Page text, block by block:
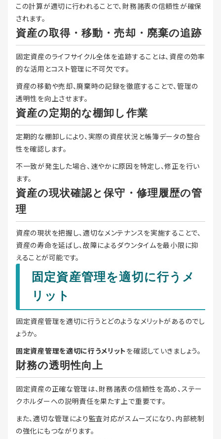
この計算が適切に行われることで、財務諸表の信頼性が確保
されます。
資産の取得・移動・売却・廃棄の追跡
固定資産のライフサイクル全体を追跡することは、資産の効率
的な活用とコスト管理に不可欠です。
資産の移動や売却、廃棄時の記録を徹底することで、管理の
透明性を向上させます。
資産の定期的な棚卸し作業
定期的な棚卸しにより、実際の資産状況と帳簿データの整合
性を確認します。
不一致が発生した場合、速やかに原因を特定し、修正を行い
ます。
資産の現状確認と保守・修理履歴の管
理
資産の現状を把握し、適切なメンテナンスを実施することで、
資産の寿命を延ばし、故障によるダウンタイムを最小限に抑
えることが可能です。
固定資産管理を適切に行うメ
リット
固定資産管理を適切に行うとどのようなメリットがあるのでし
ょうか。
固定資産管理を適切に行うメリットを確認していきましょう。
財務の透明性向上
固定資産の正確な管理は、財務諸表の信頼性を高め、ステー
クホルダーへの説明責任を果たす上で重要です。
また、適切な管理により監査対応がスムーズになり、内部統制
の強化にもつながります。